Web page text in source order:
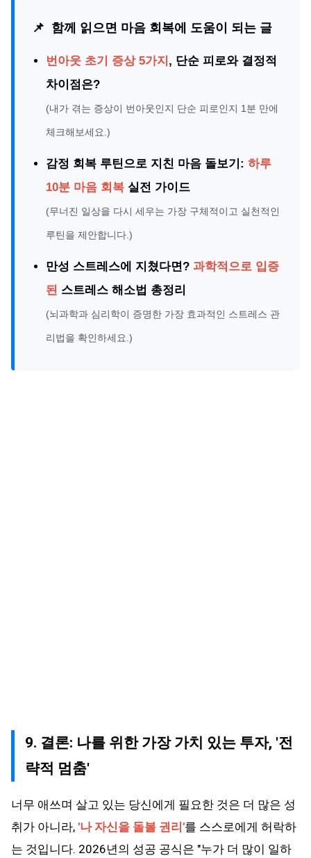
📌 함께 읽으면 마음 회복에 도움이 되는 글
번아웃 초기 증상 5가지 , 단순 피로와 결정적
차이점은?
(내가 겪는 증상이 번아웃인지 단순 피로인지 1분 만에
체크해보세요.)
감정 회복 루틴으로 지친 마음 돌보기: 하루
10분 마음 회복 실전 가이드
(무너진 일상을 다시 세우는 가장 구체적이고 실천적인
루틴을 제안합니다.)
만성 스트레스에 지쳤다면? 과학적으로 입증
된 스트레스 해소법 총정리
(뇌과학과 심리학이 증명한 가장 효과적인 스트레스 관
리법을 확인하세요.)
9. 결론: 나를 위한 가장 가치 있는 투자, '전
략적 멈춤'
너무 애쓰며 살고 있는 당신에게 필요한 것은 더 많은 성
취가 아니라, '나 자신을 돌볼 권리'를 스스로에게 허락하
는 것입니다. 2026년의 성공 공식은 "누가 더 많이 일하